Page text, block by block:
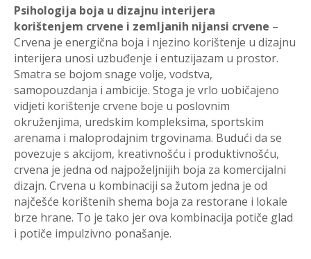
Psihologija boja u dizajnu interijera
korištenjem crvene i zemljanih nijansi crvene –
Crvena je energična boja i njezino korištenje u dizajnu
interijera unosi uzbuđenje i entuzijazam u prostor.
Smatra se bojom snage volje, vodstva,
samopouzdanja i ambicije. Stoga je vrlo uobičajeno
vidjeti korištenje crvene boje u poslovnim
okruženjima, uredskim kompleksima, sportskim
arenama i maloprodajnim trgovinama. Budući da se
povezuje s akcijom, kreativnošću i produktivnošću,
crvena je jedna od najpoželjnijih boja za komercijalni
dizajn. Crvena u kombinaciji sa žutom jedna je od
najčešće korištenih shema boja za restorane i lokale
brze hrane. To je tako jer ova kombinacija potiče glad
i potiče impulzivno ponašanje.